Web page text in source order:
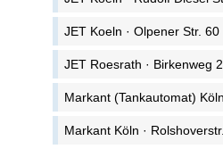
JET Koeln · Olpener Str. 60
JET Roesrath · Birkenweg 2
Markant (Tankautomat)
Markant Köln ·